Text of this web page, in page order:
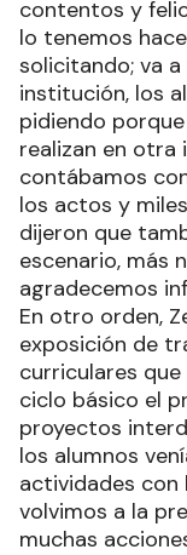
contentos y
lo tenemos
solicitando; va
institución, los
pidiendo
realizan en
contábamos
los actos y
dijeron que
escenario, más
agradecemos
En otro orden,
exposición de
curriculares
ciclo básico el
proyectos
los alumnos
actividades con
volvimos a la
muchas